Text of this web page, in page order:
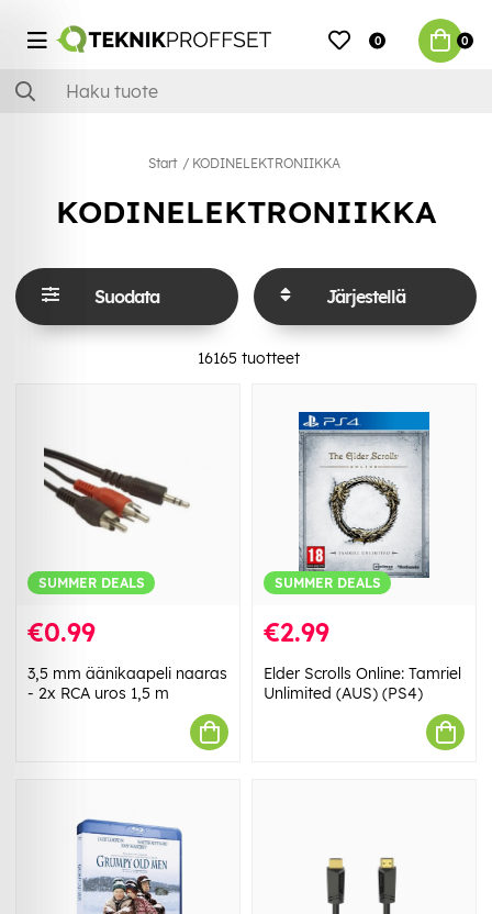
0 0
Start KODINELEKTRONIIKKA
KODINELEKTRONIIKKA
Suodata Järjestellä
16165 tuotteet
SUMMER DEALS
€0.99
3,5 mm äänikaapeli naaras
- 2x RCA uros 1,5 m
SUMMER DEALS
€2.99
Elder Scrolls Online: Tamriel
Unlimited (AUS) (PS4)